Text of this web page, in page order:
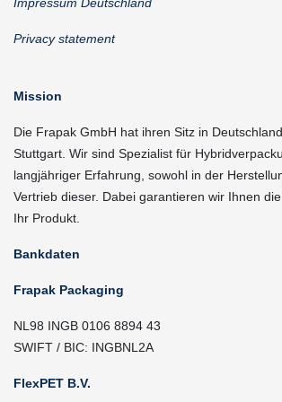
Privacy statement
Mission
Die Frapak GmbH hat ihren Sitz in
Stuttgart. Wir sind Spezialist für
langjähriger Erfahrung, sowohl in der
Vertrieb dieser. Dabei garantieren wir Ihnen
Ihr Produkt.
Bankdaten
Frapak Packaging
NL98 INGB 0106 8894 43
SWIFT / BIC: INGBNL2A
FlexPET B.V.